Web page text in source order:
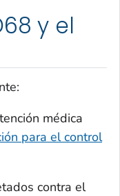
y el
médica
para el control
contra el